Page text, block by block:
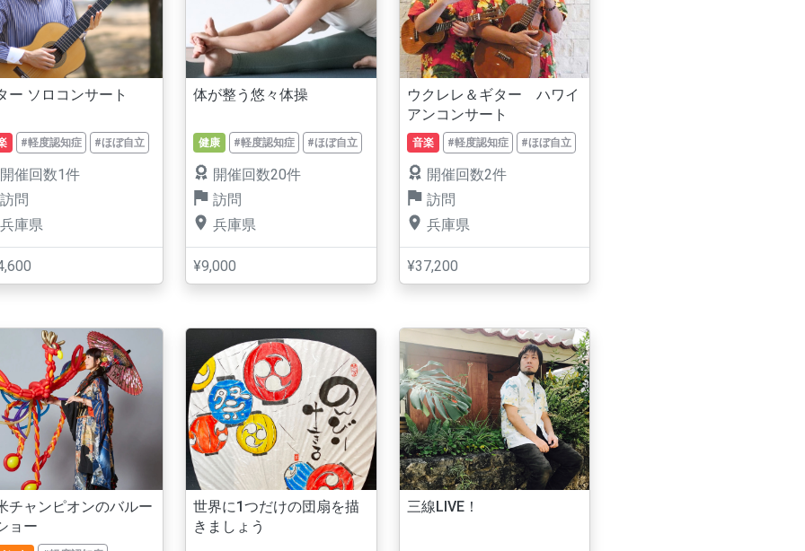
ー ソロコンサート
#軽度認知症 #ほぼ自立
開催回数1件
訪問
兵庫県
体が整う悠々体操
健康 #軽度認知症 #ほぼ自立
開催回数20件
訪問
兵庫県
¥9,000
ウクレレ＆ギター ハワイ
アンコンサート
音楽 #軽度認知症 #ほぼ自立
開催回数2件
訪問
兵庫県
¥37,200
チャンピオンのバルー
ョー
世界に1つだけの団扇を描
きましょう
三線LIVE！